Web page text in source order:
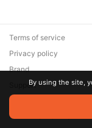
© 2026 Zaya
are the property of
Terms of service
Privacy policy
Brand
SupportBy using the site,